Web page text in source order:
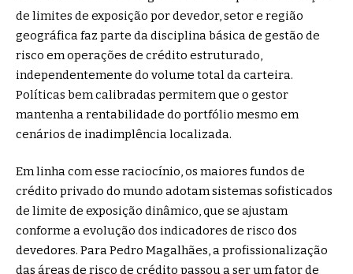
de limites de exposição por devedor, setor e região
geográfica faz parte da disciplina básica de gestão de
risco em operações de crédito estruturado,
independentemente do volume total da carteira.
Políticas bem calibradas permitem que o gestor
mantenha a rentabilidade do portfólio mesmo em
cenários de inadimplência localizada.
Em linha com esse raciocínio, os maiores fundos de
crédito privado do mundo adotam sistemas sofisticados
de limite de exposição dinâmico, que se ajustam
conforme a evolução dos indicadores de risco dos
devedores. Para Pedro Magalhães, a profissionalização
das áreas de risco de crédito passou a ser um fator de